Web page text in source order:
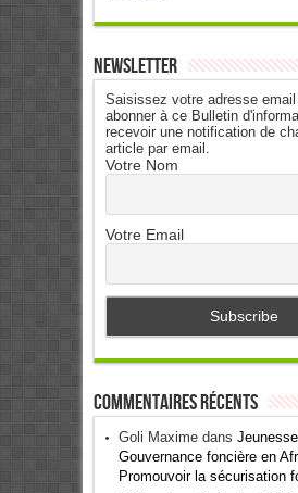
Newsletter
Saisissez votre adresse
abonner à ce Bulletin
recevoir une notification de
article par email.
Votre Nom
Votre Email
Commentaires récents
Goli Maximedans
Gouvernance foncière en
Promouvoir la sécurisation